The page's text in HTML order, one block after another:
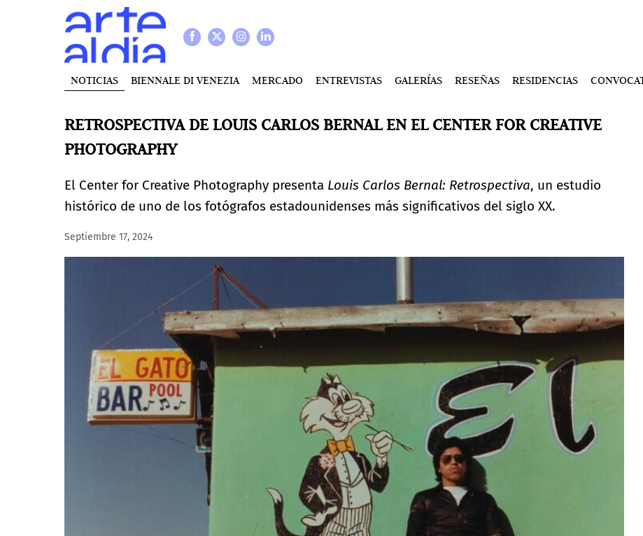
NOTICIAS BIENNALE DI VENEZIA MERCADO ENTREVISTAS GALERÍAS RESEÑAS RESIDENCIAS
RETROSPECTIVA DE LOUIS CARLOS BERNAL EN EL CENTER FOR CREATIVE
PHOTOGRAPHY
El Center for Creative Photography presenta Louis Carlos Bernal: Retrospectiva, un estudio
histórico de uno de los fotógrafos estadounidenses más significativos del siglo XX.
Septiembre 17, 2024